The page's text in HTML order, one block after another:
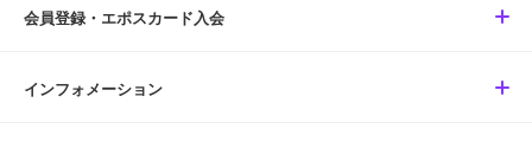
会員登録・エポスカード入会
インフォメーション